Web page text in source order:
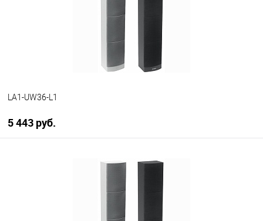
LA1-UW36-L1
5 443 руб.
В наличии